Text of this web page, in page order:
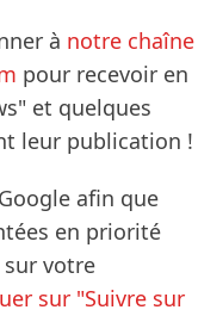
à notre chaîne
pour recevoir en
et quelques
leur publication !
afin que
en priorité
votre
sur "Suivre sur